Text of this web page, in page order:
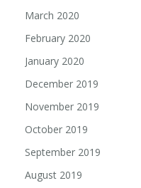
March 2020
February 2020
January 2020
December 2019
November 2019
October 2019
September 2019
August 2019